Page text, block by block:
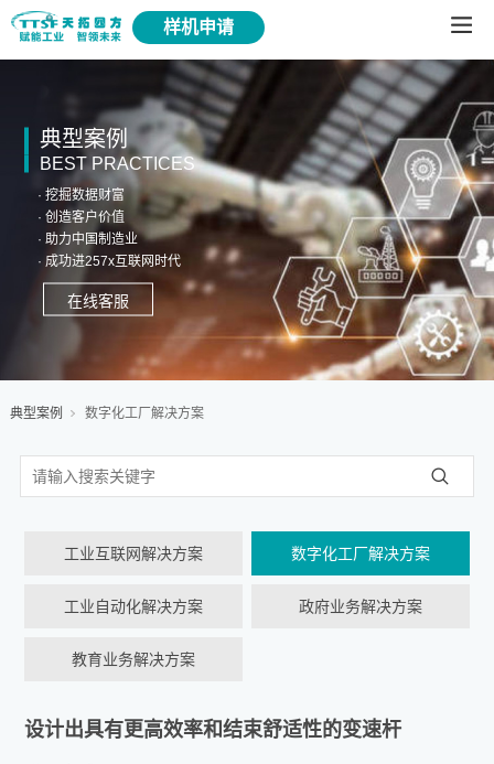
样机申请
典型案例
BEST PRACTICES
· 挖掘数据财富
· 创造客户价值
· 助力中国制造业
· 成功进257x互联网时代
在线客服
典型案例 数字化工厂解决方案
工业互联网解决方案 数字化工厂解决方案
工业自动化解决方案 政府业务解决方案
教育业务解决方案
设计出具有更高效率和结束舒适性的变速杆